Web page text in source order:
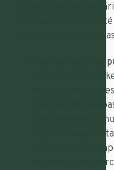
diferenciam-se em
os canais utilizados
sucesso das
Segmentação do
acontece no
mensagem é
possível de
preste atenção,
digital, a
que façamos
segmento de